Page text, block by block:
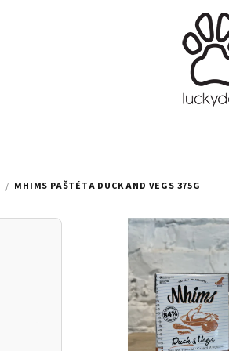
/ MHIMS PAŠTÉTA DUCK AND VEGS 375G